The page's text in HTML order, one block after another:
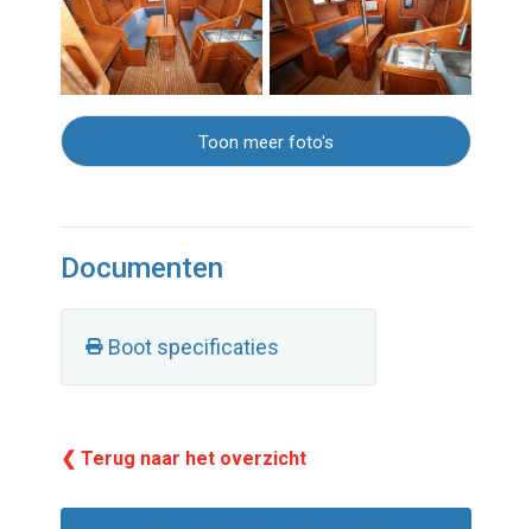
Toon meer foto's
Documenten
Boot specificaties
❮ Terug naar het overzicht